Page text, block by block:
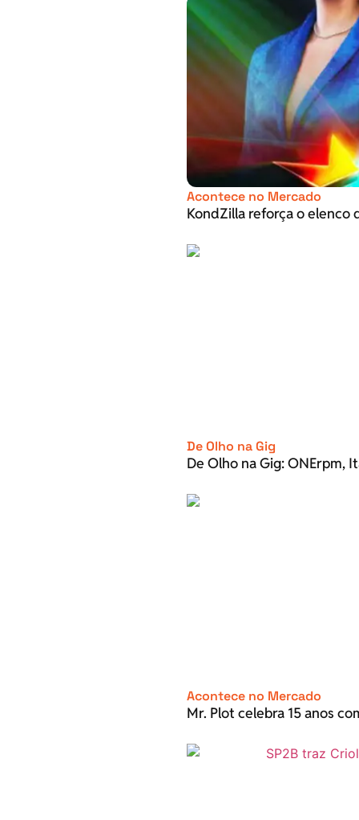
Acontece no Mercado
KondZilla reforça o elenco
De Olho na Gig
De Olho na Gig: ONErpm,
Acontece no Mercado
Mr. Plot celebra 15 anos